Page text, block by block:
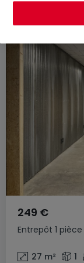
Entrepôt 1 pièce
249 €
27 m² 1